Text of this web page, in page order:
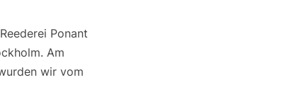
Ponant
Am
wir vom